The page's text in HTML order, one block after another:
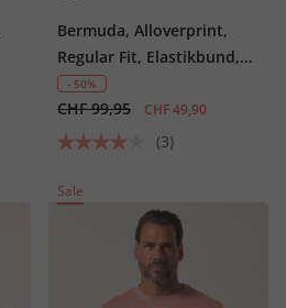
Bermuda, Alloverprint,
Regular Fit, Elastikbund,
bis 8 XL
- 50%
CHF 99,95 CHF 49,90
(3)
Sale